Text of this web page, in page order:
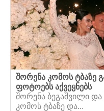
შორენა კომოს ტბაზე
ფოტოებს აქვეყნებს
შორენა ბეგაშვილი და
კომოს ტბაზე და...